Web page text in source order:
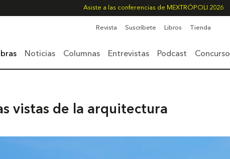
Asiste a las conferencias de MEXTRÓPOLI 2026
Revista Suscríbete Libros Tienda
Noticias Columnas Entrevistas Podcast Concurso
vistas de la arquitectura